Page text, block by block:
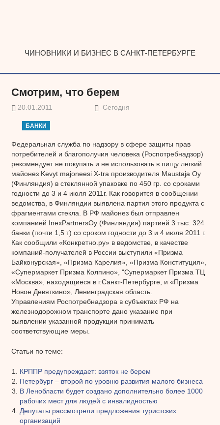
ЧИНОВНИКИ И БИЗНЕС В САНКТ-ПЕТЕРБУРГЕ
Смотрим, что берем
20.01.2011 Сегодня
БАНКИ
Федеральная служба по надзору в сфере защиты прав
потребителей и благополучия человека (Роспотребнадзор)
рекомендует не покупать и не использовать в пищу легкий
майонез Kevyt majoneesi X-tra производителя Maustaja Oy
(Финляндия) в стеклянной упаковке по 450 гр. со сроками
годности до 3 и 4 июля 2011г. Как говорится в сообщении
ведомства, в Финляндии выявлена партия этого продукта с
фрагментами стекла. В РФ майонез был отправлен
компанией InexPartnersOy (Финляндия) партией 3 тыс. 324
банки (почти 1,5 т) со сроком годности до 3 и 4 июля 2011 г.
Как сообщили «Конкретно.ру» в ведомстве, в качестве
компаний-получателей в России выступили «Призма
Байконурская», «Призма Карелия», «Призма Конституция»,
«Супермаркет Призма Колпино», "Супермаркет Призма ТЦ
«Москва», находящиеся в г.Санкт-Петербурге, и «Призма
Новое Девяткино», Ленинградская область.
Управлениям Роспотребнадзора в субъектах РФ на
железнодорожном транспорте дано указание при
выявлении указанной продукции принимать
соответствующие меры.
Статьи по теме:
КРППР предупреждает: взяток не берем
Петербург – второй по уровню развития малого бизнеса
В Ленобласти будет создано дополнительно более 1000
рабочих мест для людей с инвалидностью
Депутаты рассмотрели предложения туристских
организаций